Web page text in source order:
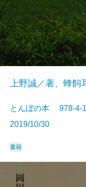
上野誠／著、蜂
とんぼの本 978-
2019/10/30
書籍